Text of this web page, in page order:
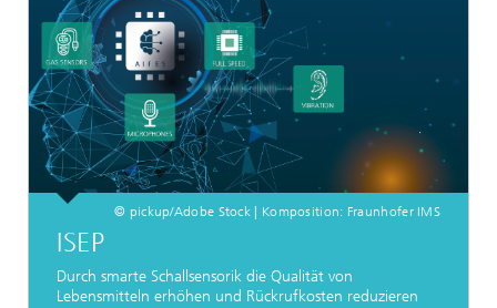
© pickup/Adobe Stock | Komposition: Fraunhofer IMS
ISEP
Durch smarte Schallsensorik die Qualität von
Lebensmitteln erhöhen und Rückrufkosten reduzieren